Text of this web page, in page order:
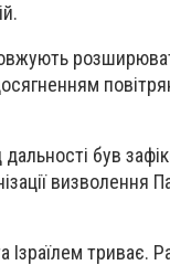
був
визволення
триває.